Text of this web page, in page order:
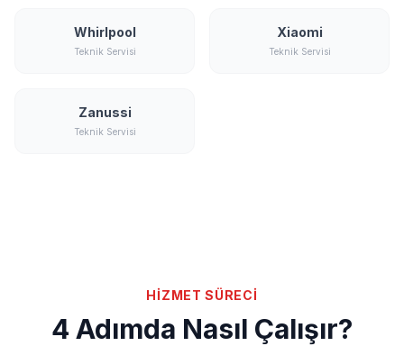
Whirlpool
Teknik Servisi
Xiaomi
Teknik Servisi
Zanussi
Teknik Servisi
HİZMET SÜRECİ
4 Adımda Nasıl Çalışır?